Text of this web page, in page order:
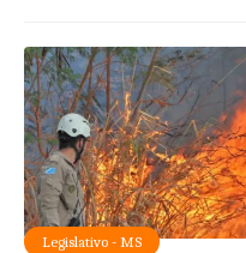
Legislativo - MS